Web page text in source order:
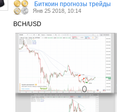
Биткоин прогнозы трейды
Янв 25 2018, 10:14
BCH/USD